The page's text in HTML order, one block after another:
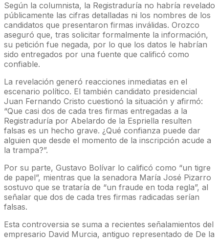
Según la columnista, la Registraduría no habría revelado
públicamente las cifras detalladas ni los nombres de los
candidatos que presentaron firmas inválidas. Orozco
aseguró que, tras solicitar formalmente la información,
su petición fue negada, por lo que los datos le habrían
sido entregados por una fuente que calificó como
confiable.
La revelación generó reacciones inmediatas en el
escenario político. El también candidato presidencial
Juan Fernando Cristo cuestionó la situación y afirmó:
“Que casi dos de cada tres firmas entregadas a la
Registraduría por Abelardo de la Espriella resulten
falsas es un hecho grave. ¿Qué confianza puede dar
alguien que desde el momento de la inscripción acude a
la trampa?”.
Por su parte, Gustavo Bolívar lo calificó como “un tigre
de papel”, mientras que la senadora María José Pizarro
sostuvo que se trataría de “un fraude en toda regla”, al
señalar que dos de cada tres firmas radicadas serían
falsas.
Esta controversia se suma a recientes señalamientos del
empresario David Murcia, antiguo representado de De la